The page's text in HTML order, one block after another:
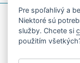
Pre spoľahlivý a
Niektoré sú
služby. Chcete si
použitím